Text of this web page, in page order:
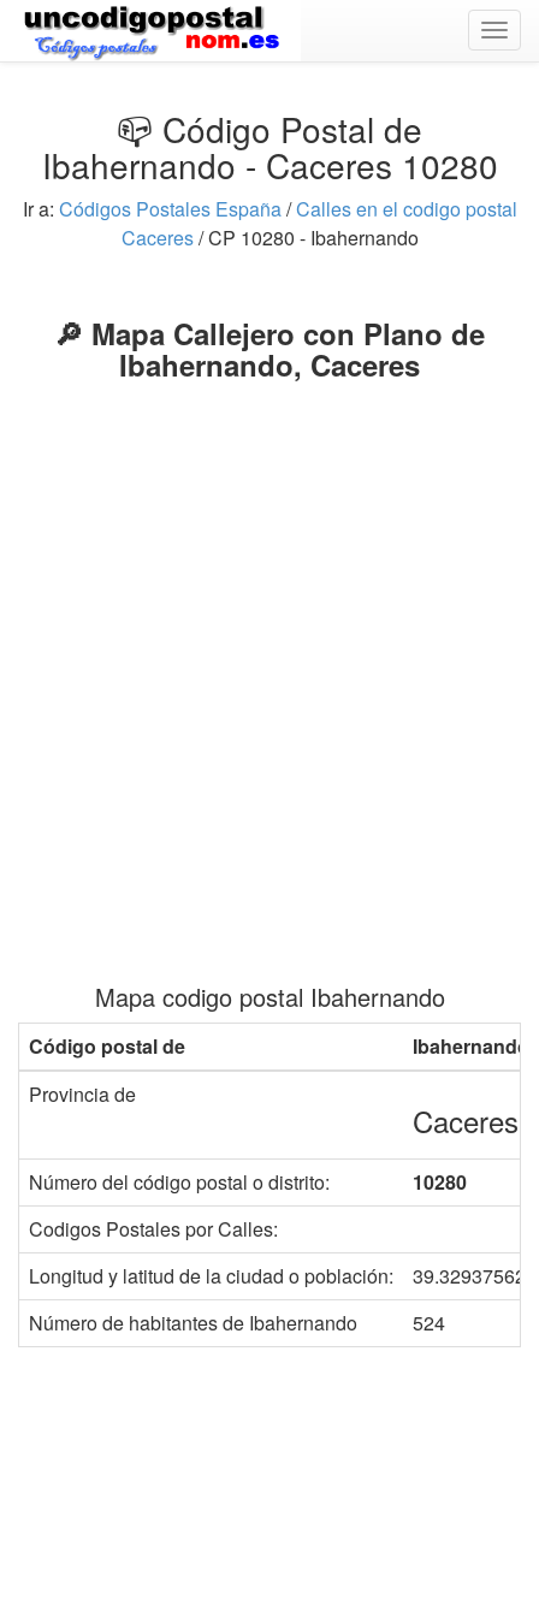
📪 Código Postal de
Ibahernando - Caceres 10280
Ir a: Códigos Postales España/Calles en el codigo postal
Caceres/ CP 10280 - Ibahernando
🔎 Mapa Callejero con Plano de
Ibahernando, Caceres
Mapa codigo postal Ibahernando
Código postal de
Ibahernando
Provincia de
Caceres
Número del código postal o distrito:
10280
Codigos Postales por Calles:
Longitud y latitud de la ciudad o población:
Número de habitantes de Ibahernando
524